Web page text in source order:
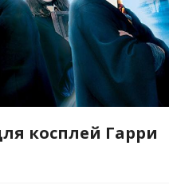
косплей Гарри